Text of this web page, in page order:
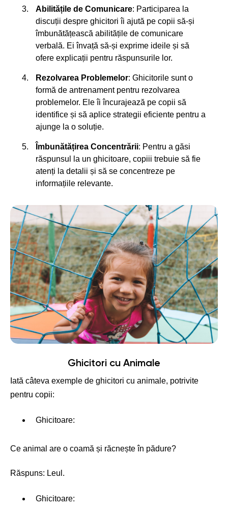
Abilitățile de Comunicare: Participarea la
discuții despre ghicitori îi ajută pe copii să-și
îmbunătățească abilitățile de comunicare
verbală. Ei învață să-și exprime ideile și să
ofere explicații pentru răspunsurile lor.
Rezolvarea Problemelor: Ghicitorile sunt o
formă de antrenament pentru rezolvarea
problemelor. Ele îi încurajează pe copii să
identifice și să aplice strategii eficiente pentru a
ajunge la o soluție.
Îmbunătățirea Concentrării: Pentru a găsi
răspunsul la un ghicitoare, copiii trebuie să fie
atenți la detalii și să se concentreze pe
informațiile relevante.
Ghicitori cu Animale
Iată câteva exemple de ghicitori cu animale, potrivite
pentru copii:
Ghicitoare:
Ce animal are o coamă și răcnește în pădure?
Răspuns: Leul.
Ghicitoare: